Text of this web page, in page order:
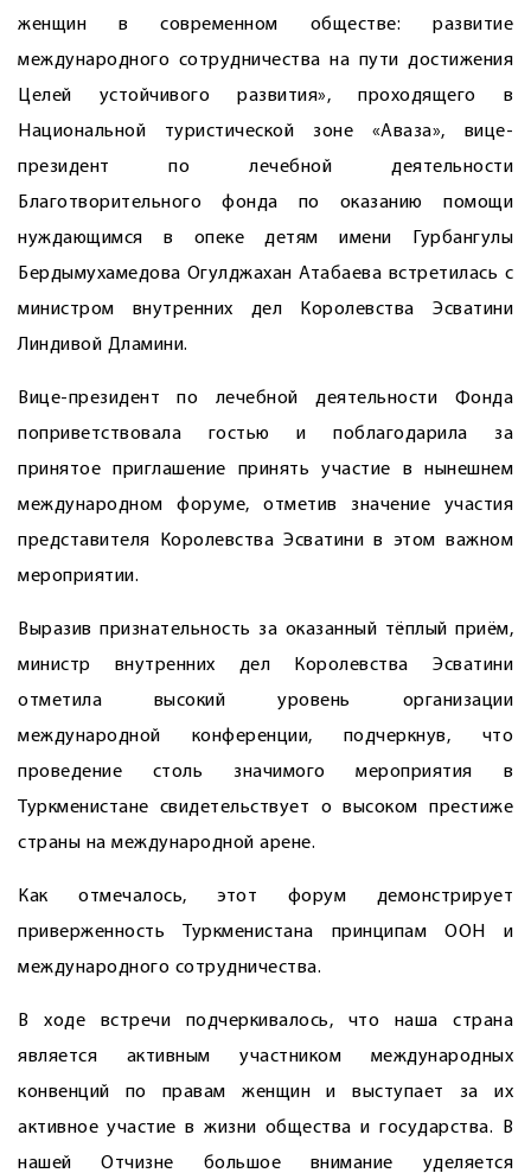
женщин в современном обществе: развитие
международного сотрудничества на пути достижения
Целей устойчивого развития», проходящего в
Национальной туристической зоне «Аваза», вице-
президент по лечебной деятельности
Благотворительного фонда по оказанию помощи
нуждающимся в опеке детям имени Гурбангулы
Бердымухамедова ­Огулджахан Атабаева встретилась с
министром внутренних дел Королевства Эсватини
Линдивой Дламини.
Вице-президент по лечебной деятельности Фонда
поприветствовала гостью и поблагодарила за
принятое приглашение принять участие в нынешнем
международном форуме, отметив значение участия
представителя Королевства Эсватини в этом важном
мероприятии.
Выразив признательность за оказанный тёплый приём,
министр внутренних дел Королевства Эсватини
отметила высокий уровень организации
международной конференции, подчеркнув, что
проведение столь значимого мероприятия в
Туркменистане свидетельствует о высоком престиже
страны на международной арене.
Как отмечалось, этот форум демонстрирует
приверженность Туркменистана принципам ООН и
международного сотрудничества.
В ходе встречи подчеркивалось, что наша страна
является активным участником международных
конвенций по правам женщин и выступает за их
активное участие в жизни общества и государства. В
нашей Отчизне большое внимание уделяется